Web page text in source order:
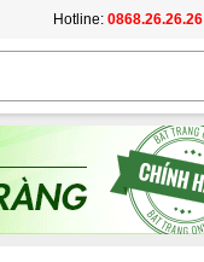
Hotline: 0868.26.26.26